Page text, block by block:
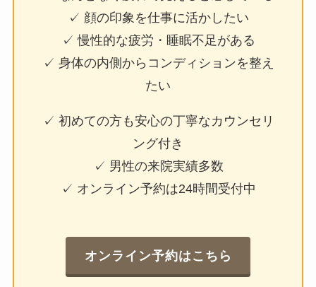
✓ 顔の印象を仕事に活かしたい
✓ 慢性的な疲労・睡眠不足がある
✓ 身体の内側からコンディションを整え
たい
✓ 初めての方も安心の丁寧なカウンセリ
ング付き
✓ 男性の来院実績多数
✓ オンライン予約は24時間受付中
オンライン予約はこちら